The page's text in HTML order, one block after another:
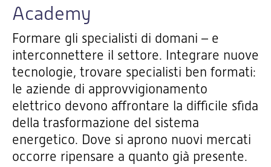
Academy
Formare gli specialisti di domani – e
interconnettere il settore. Integrare nuove
tecnologie, trovare specialisti ben formati:
le aziende di approvvigionamento
elettrico devono affrontare la difficile sfida
della trasformazione del sistema
energetico. Dove si aprono nuovi mercati
occorre ripensare a quanto già presente.